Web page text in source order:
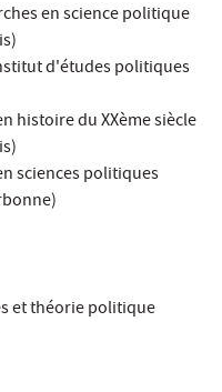
en science politique
d'études politiques
histoire du XXème siècle
sciences politiques
et théorie politique